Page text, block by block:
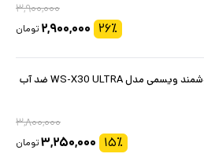
۳,۹۰۰,۰۰۰
۲۶٪ ۲,۹۰۰,۰۰۰ تومان
ساعت هوشمند ویسمی مدل WS-X30 ULTRA ضد آب
۳,۸۰۰,۰۰۰
۱۵٪ ۳,۲۵۰,۰۰۰تومان